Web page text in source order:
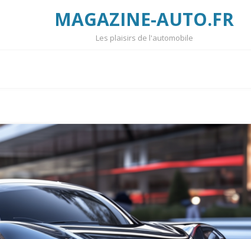
MAGAZINE-AUTO.FR
Les plaisirs de l'automobile